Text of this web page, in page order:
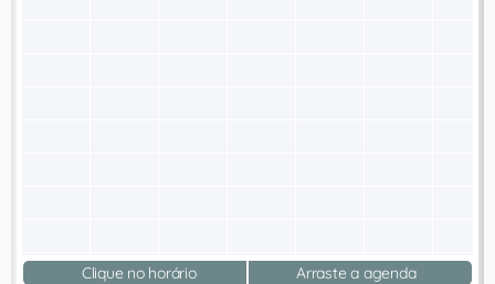
Clique no horário Arraste a agenda